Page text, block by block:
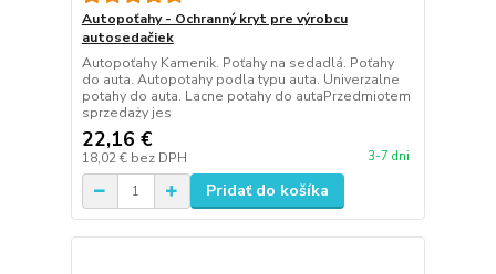
Autopoťahy - Ochranný kryt pre výrobcu
autosedačiek
Autopoťahy Kamenik. Poťahy na sedadlá. Poťahy
do auta. Autopotahy podla typu auta. Univerzalne
potahy do auta. Lacne potahy do autaPrzedmiotem
sprzedaży jes
22,16 €
18,02 € bez DPH 3-7 dni
Pridať do košíka